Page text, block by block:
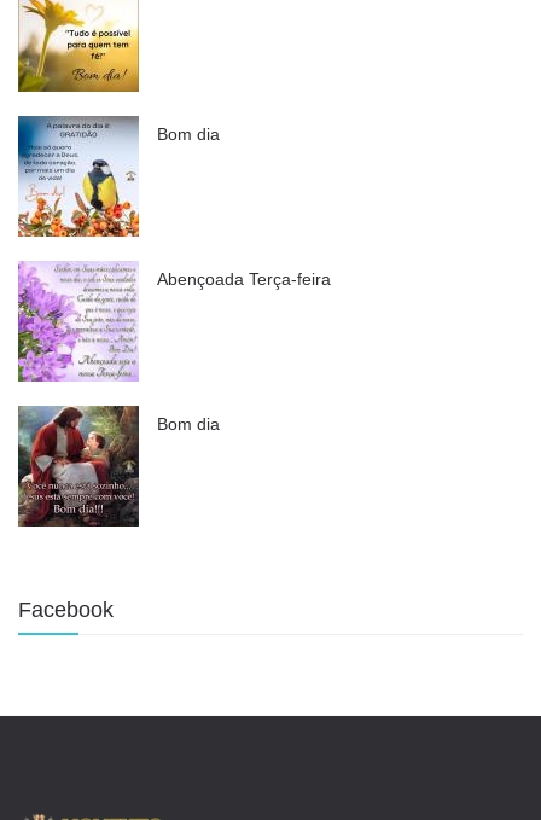
Bom dia
Abençoada Terça-feira
Bom dia
Facebook